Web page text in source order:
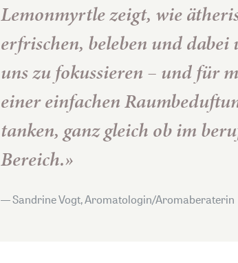
Lemonmyrtle zeigt, wie
erfrischen, beleben und
uns zu fokussieren – und für
einer einfachen
tanken, ganz gleich ob im
Bereich.»
Sandrine Vogt, Aromatologin/Aromaberaterin